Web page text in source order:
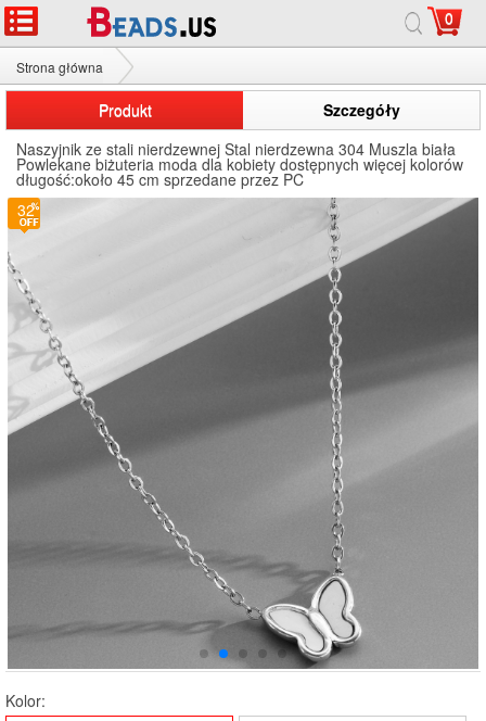
0
Strona główna
Naszyjnik ze stali nierdzewnej
Produkt
Szczegóły
Naszyjnik ze stali nierdzewnej Stal nierdzewna 304 Muszla biała
Powlekane biżuteria moda dla kobiety dostępnych więcej kolorów
długość:około 45 cm sprzedane przez PC
Kolor: